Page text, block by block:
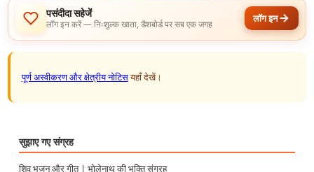
पसंदीदा सहेजें
लॉग इन करें — निःशुल्क खाता, डैशबोर्ड पर सब एक जगह लॉग इन
पूर्ण अस्वीकरण और क्षेत्रीय नोटिसयहाँ देखें।
सुझाए गए संग्रह
शिव भजन और गीत | भोलेनाथ की भक्ति संग्रह